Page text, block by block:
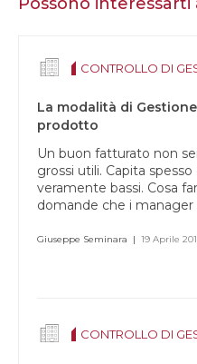
questo
campo
Possono interessarti
CONTROLLO DI
La modalità di
prodotto
Un buon fatturato non
grossi utili. Capita
veramente bassi. Cosa
domande che i manager
Giuseppe Seminara | 19 Aprile
CONTROLLO DI